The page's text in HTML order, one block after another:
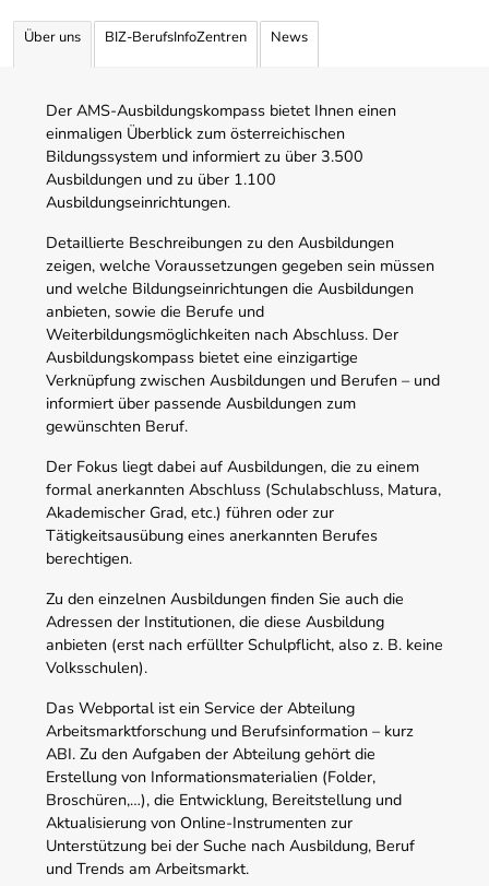
Über uns BIZ-BerufsInfoZentren News
Der AMS-Ausbildungskompass bietet Ihnen einen
einmaligen Überblick zum österreichischen
Bildungssystem und informiert zu über 3.500
Ausbildungen und zu über 1.100
Ausbildungseinrichtungen.
Detaillierte Beschreibungen zu den Ausbildungen
zeigen, welche Voraussetzungen gegeben sein müssen
und welche Bildungseinrichtungen die Ausbildungen
anbieten, sowie die Berufe und
Weiterbildungsmöglichkeiten nach Abschluss. Der
Ausbildungskompass bietet eine einzigartige
Verknüpfung zwischen Ausbildungen und Berufen – und
informiert über passende Ausbildungen zum
gewünschten Beruf.
Der Fokus liegt dabei auf Ausbildungen, die zu einem
formal anerkannten Abschluss (Schulabschluss, Matura,
Akademischer Grad, etc.) führen oder zur
Tätigkeitsausübung eines anerkannten Berufes
berechtigen.
Zu den einzelnen Ausbildungen finden Sie auch die
Adressen der Institutionen, die diese Ausbildung
anbieten (erst nach erfüllter Schulpflicht, also z. B. keine
Volksschulen).
Das Webportal ist ein Service der Abteilung
Arbeitsmarktforschung und Berufsinformation – kurz
ABI. Zu den Aufgaben der Abteilung gehört die
Erstellung von Informationsmaterialien (Folder,
Broschüren,…), die Entwicklung, Bereitstellung und
Aktualisierung von Online-Instrumenten zur
Unterstützung bei der Suche nach Ausbildung, Beruf
und Trends am Arbeitsmarkt.